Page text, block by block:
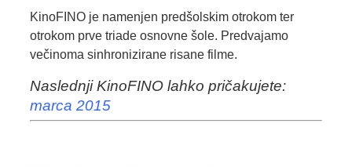
KinoFINO je namenjen predšolskim otrokom ter
otrokom prve triade osnovne šole. Predvajamo
večinoma sinhronizirane risane filme.
Naslednji KinoFINO lahko pričakujete:
marca 2015